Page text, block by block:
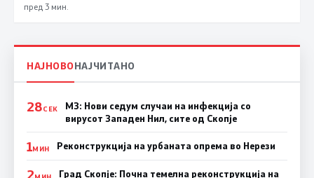
пред 3 мин.
НАЈНОВОНАЈЧИТАНО
28СЕК
МЗ: Нови седум случаи на инфекција со
вирусот Западен Нил, сите од Скопје
1МИН Реконструкција на урбаната опрема во Нерези
2
Град Скопје: Почна темелна реконструкција на